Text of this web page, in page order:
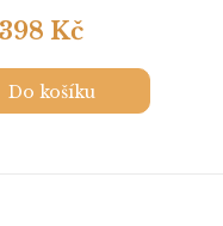
398 Kč
Do košíku